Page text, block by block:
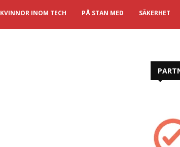
KVINNOR INOM TECH PÅ STAN MED SÄKERHET